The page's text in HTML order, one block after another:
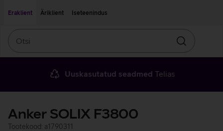
Eraklient
Äriklient Iseteenindus
Otsin
Uuskasutatud seadmed Telias
Anker SOLIX F3800
Tootekood: a1790311